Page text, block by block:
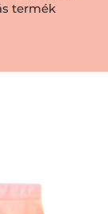
termék